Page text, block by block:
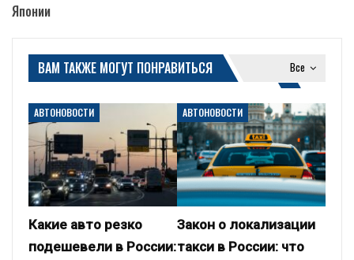
Японии
Все
ВАМ ТАКЖЕ МОГУТ ПОНРАВИТЬСЯ
АВТОНОВОСТИ
Какие авто резко
подешевели в России:
АВТОНОВОСТИ
Закон о локализации
такси в России: что